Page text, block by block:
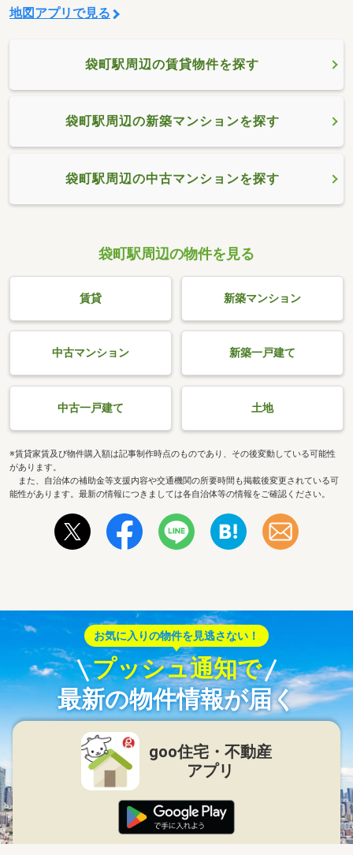
地図アプリで見る
袋町駅周辺の賃貸物件を探す
袋町駅周辺の新築マンションを探す
袋町駅周辺の中古マンションを探す
袋町駅周辺の物件を見る
賃貸 新築マンション
中古マンション 新築一戸建て
中古一戸建て 土地
※賃貸家賃及び物件購入額は記事制作時点のものであり、その後変動している可能性
があります。
また、自治体の補助金等支援内容や交通機関の所要時間も掲載後変更されている可
能性があります。最新の情報につきましては各自治体等の情報をご確認ください。
お気に入りの物件を見逃さない！
プッシュ通知で
最新の物件情報が届く
goo住宅・不動産
アプリ